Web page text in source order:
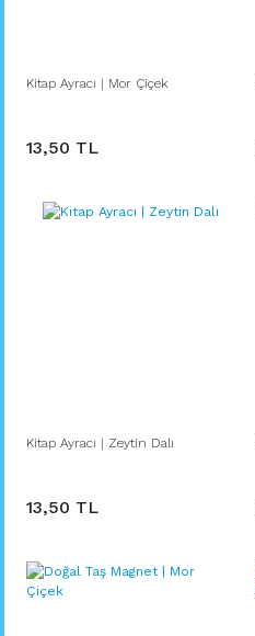
Kitap Ayracı | Mor Çiçek
13,50 TL
Kitap Ayracı | Zeytin Dalı
13,50 TL